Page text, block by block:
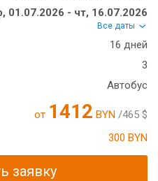
01.07.2026 - чт, 16.07.2026
Все даты
16 дней
3
Автобус
от 1412 BYN /465 $
300 BYN
заявку